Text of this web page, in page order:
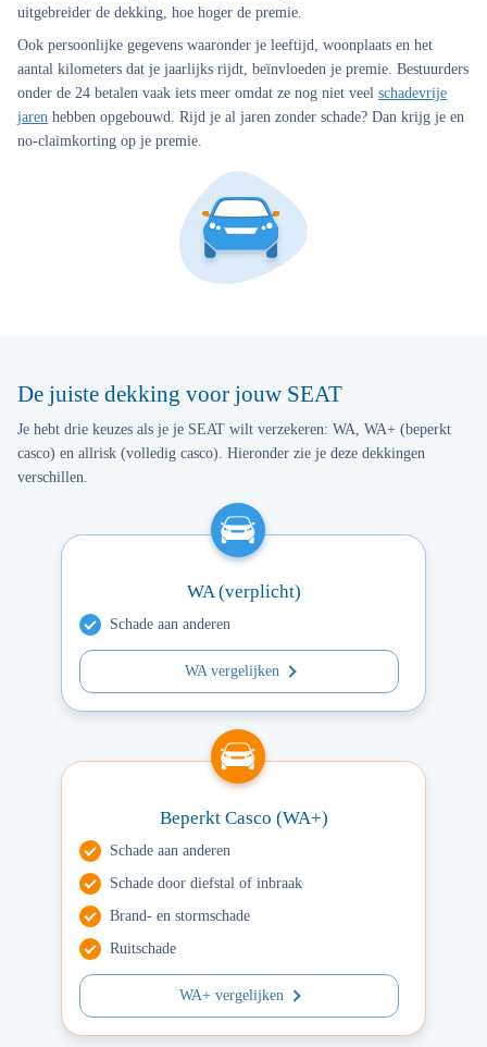
uitgebreider de dekking, hoe hoger de premie.
Ook persoonlijke gegevens waaronder je leeftijd, woonplaats en het
aantal kilometers dat je jaarlijks rijdt, beïnvloeden je premie. Bestuurders
onder de 24 betalen vaak iets meer omdat ze nog niet veel schadevrije
jaren hebben opgebouwd. Rijd je al jaren zonder schade? Dan krijg je en
no-claimkorting op je premie.
De juiste dekking voor jouw SEAT
Je hebt drie keuzes als je je SEAT wilt verzekeren: WA, WA+ (beperkt
casco) en allrisk (volledig casco). Hieronder zie je deze dekkingen
verschillen.
WA (verplicht)
Schade aan anderen
WA vergelijken
Beperkt Casco (WA+)
Schade aan anderen
Schade door diefstal of inbraak
Brand- en stormschade
Ruitschade
WA+ vergelijken